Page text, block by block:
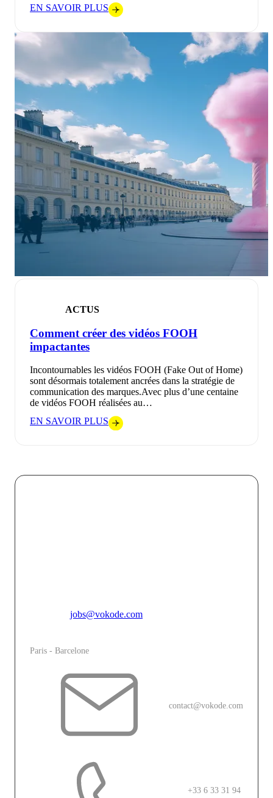
EN SAVOIR PLUS
ACTUS
Comment créer des vidéos FOOH
impactantes
Incontournables les vidéos FOOH (Fake Out of Home)
sont désormais totalement ancrées dans la stratégie de
communication des marques.Avec plus d’une centaine
de vidéos FOOH réalisées au…
EN SAVOIR PLUS
jobs@vokode.com
Paris - Barcelone
contact@vokode.com
+33 6 33 31 94